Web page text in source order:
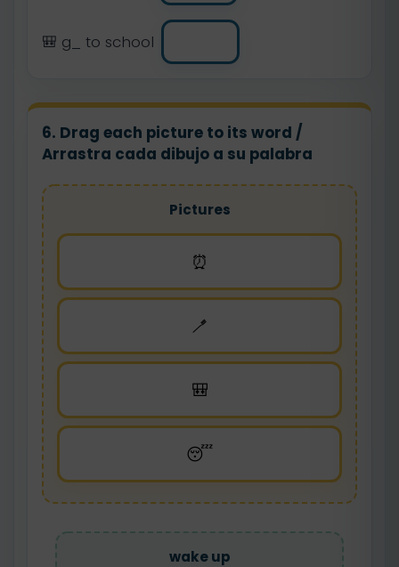
🎒 g_ to school
6. Drag each picture to its word /
Arrastra cada dibujo a su palabra
Pictures
⏰
🪥
🎒
😴
wake up